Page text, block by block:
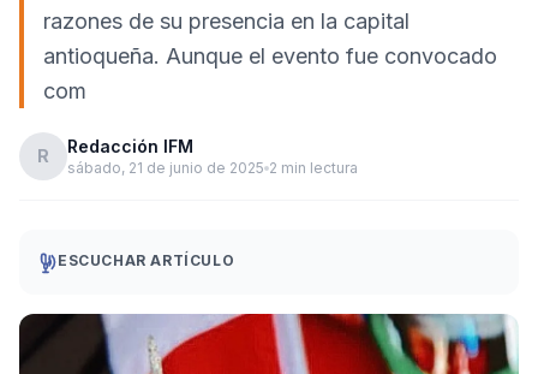
razones de su presencia en la capital
antioqueña. Aunque el evento fue convocado
com
R Redacción IFM
sábado, 21 de junio de 2025 2 min lectura
ESCUCHAR ARTÍCULO